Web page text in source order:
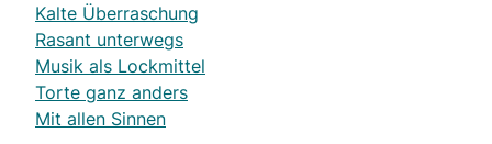
Kalte Überraschung
Rasant unterwegs
Musik als Lockmittel
Torte ganz anders
Mit allen Sinnen